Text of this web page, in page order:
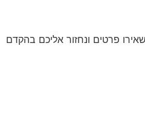
פרטים ונחזור אליכם בהקדם